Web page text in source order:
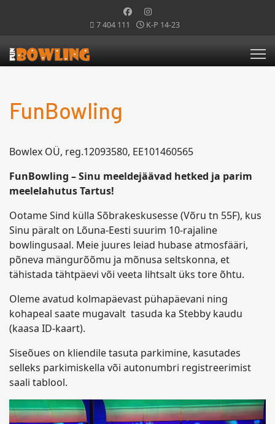
7 404 111 K-P 14-23
FunBowling
Bowlex OÜ, reg.12093580, EE101460565
FunBowling – Sinu meeldejäävad hetked ja parim
meelelahutus Tartus!
Ootame Sind külla Sõbrakeskusesse (Võru tn 55F), kus
Sinu päralt on Lõuna-Eesti suurim 10-rajaline
bowlingusaal. Meie juures leiad hubase atmosfääri,
põneva mängurõõmu ja mõnusa seltskonna, et
tähistada tähtpäevi või veeta lihtsalt üks tore õhtu.
Oleme avatud kolmapäevast pühapäevani ning
kohapeal saate mugavalt tasuda ka Stebby kaudu
(kaasa ID-kaart).
Siseõues on kliendile tasuta parkimine, kasutades
selleks parkimiskella või autonumbri registreerimist
saali tablool.